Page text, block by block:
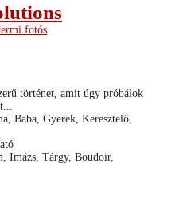
fotós
történet, amit úgy próbálok
Baba, Gyerek, Keresztelő,
Imázs, Tárgy, Boudoir,